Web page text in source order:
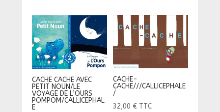
CACHE CACHE AVEC
PETIT NOUN/LE
VOYAGE DE L’OURS
POMPOM/CALLICEPHAL
E
CACHE-
CACHE///CALLICEPHALE
/
32,00 € TTC